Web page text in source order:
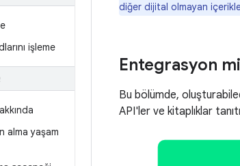
işleme
alma yaşam
diğer dijital olmayan
Entegrasyon
Bu bölümde,
API'ler ve kitaplıklar